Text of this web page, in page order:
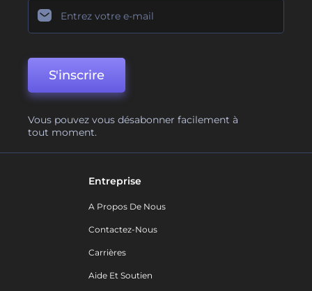
S'inscrire
Vous pouvez vous désabonner facilement à
tout moment.
Entreprise
A Propos De Nous
Contactez-Nous
Carrières
Aide Et Soutien